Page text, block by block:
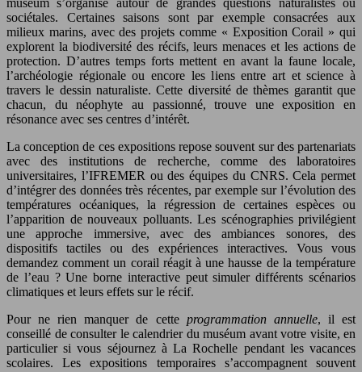
muséum s’organise autour de grandes questions naturalistes ou
sociétales. Certaines saisons sont par exemple consacrées aux
milieux marins, avec des projets comme « Exposition Corail » qui
explorent la biodiversité des récifs, leurs menaces et les actions de
protection. D’autres temps forts mettent en avant la faune locale,
l’archéologie régionale ou encore les liens entre art et science à
travers le dessin naturaliste. Cette diversité de thèmes garantit que
chacun, du néophyte au passionné, trouve une exposition en
résonance avec ses centres d’intérêt.
La conception de ces expositions repose souvent sur des partenariats
avec des institutions de recherche, comme des laboratoires
universitaires, l’IFREMER ou des équipes du CNRS. Cela permet
d’intégrer des données très récentes, par exemple sur l’évolution des
températures océaniques, la régression de certaines espèces ou
l’apparition de nouveaux polluants. Les scénographies privilégient
une approche immersive, avec des ambiances sonores, des
dispositifs tactiles ou des expériences interactives. Vous vous
demandez comment un corail réagit à une hausse de la température
de l’eau ? Une borne interactive peut simuler différents scénarios
climatiques et leurs effets sur le récif.
Pour ne rien manquer de cette programmation annuelle, il est
conseillé de consulter le calendrier du muséum avant votre visite, en
particulier si vous séjournez à La Rochelle pendant les vacances
scolaires. Les expositions temporaires s’accompagnent souvent